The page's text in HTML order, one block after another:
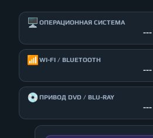
🖥️ ОПЕРАЦИОННАЯ СИСТЕМА
---
📶 WI-FI / BLUETOOTH
---
💿ПРИВОД DVD / BLU-RAY
---